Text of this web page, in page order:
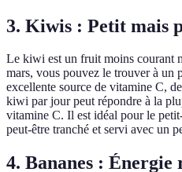
3. Kiwis : Petit mais
Le kiwi est un fruit moins courant
mars, vous pouvez le trouver à un
excellente source de vitamine C,
kiwi par jour peut répondre à la
vitamine C. Il est idéal pour le
peut-être tranché et servi avec un
4. Bananes : Énergie